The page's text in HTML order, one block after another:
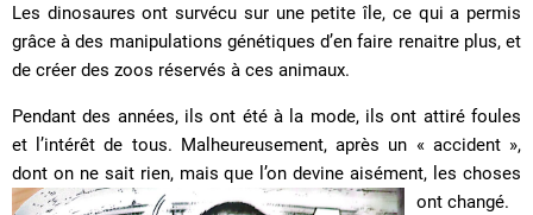
Les dinosaures ont survécu sur une petite île, ce qui a permis
grâce à des manipulations génétiques d’en faire renaitre plus, et
de créer des zoos réservés à ces animaux.
Pendant des années, ils ont été à la mode, ils ont attiré foules
et l’intérêt de tous. Malheureusement, après un « accident »,
dont on ne sait rien, mais que l’on devine aisément, les choses
ont changé.